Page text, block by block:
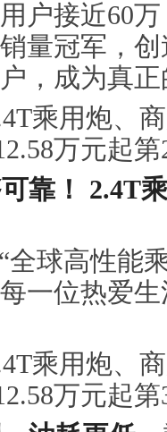
户接近60
量冠军，
，成为真
靠！ 2.4T
全球高性能
一位热爱